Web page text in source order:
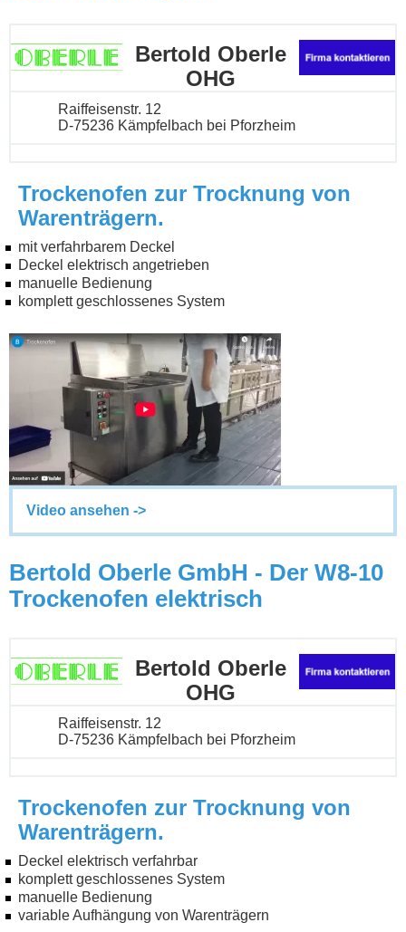
Bertold Oberle
OHG
Raiffeisenstr. 12
D-75236 Kämpfelbach bei Pforzheim
Trockenofen zur Trocknung von
Warenträgern.
mit verfahrbarem Deckel
Deckel elektrisch angetrieben
manuelle Bedienung
komplett geschlossenes System
Video ansehen ->
Bertold Oberle GmbH - Der W8-10
Trockenofen elektrisch
Bertold Oberle
OHG
Raiffeisenstr. 12
D-75236 Kämpfelbach bei Pforzheim
Trockenofen zur Trocknung von
Warenträgern.
Deckel elektrisch verfahrbar
komplett geschlossenes System
manuelle Bedienung
variable Aufhängung von Warenträgern